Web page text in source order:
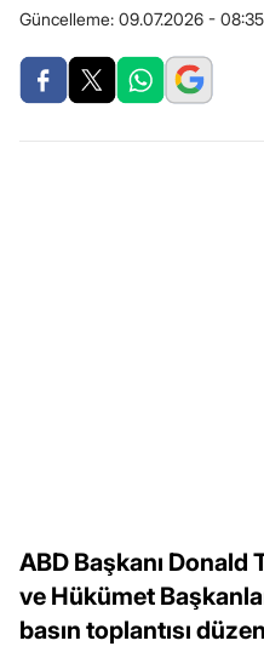
Güncelleme: 09.07.2026 - 08:35
ABD Başkanı Donald
ve Hükümet
basın toplantısı